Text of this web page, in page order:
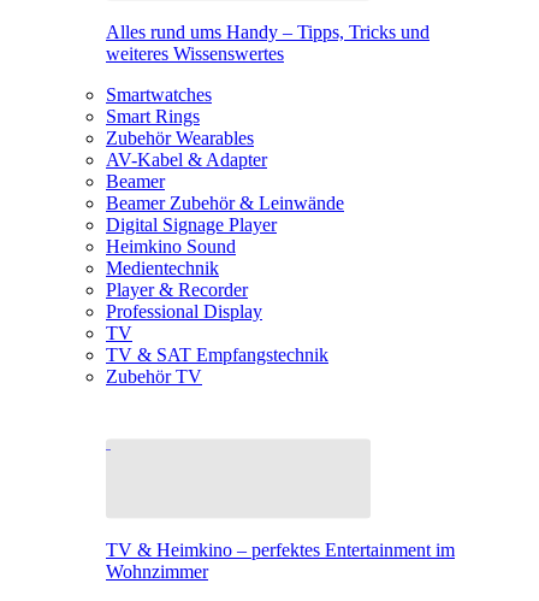
Alles rund ums Handy – Tipps, Tricks und
weiteres Wissenswertes
Smartwatches
Smart Rings
Zubehör Wearables
AV-Kabel & Adapter
Beamer
Beamer Zubehör & Leinwände
Digital Signage Player
Heimkino Sound
Medientechnik
Player & Recorder
Professional Display
TV
TV & SAT Empfangstechnik
Zubehör TV
TV & Heimkino – perfektes Entertainment im
Wohnzimmer